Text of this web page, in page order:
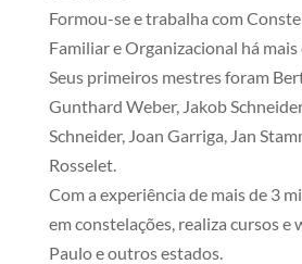
Formou-se e trabalha com
Familiar e Organizacional há mais
Seus primeiros mestres foram
Gunthard Weber, Jakob
Schneider, Joan Garriga, Jan
Rosselet.
Com a experiência de mais de 3
em constelações, realiza cursos e
Paulo e outros estados.